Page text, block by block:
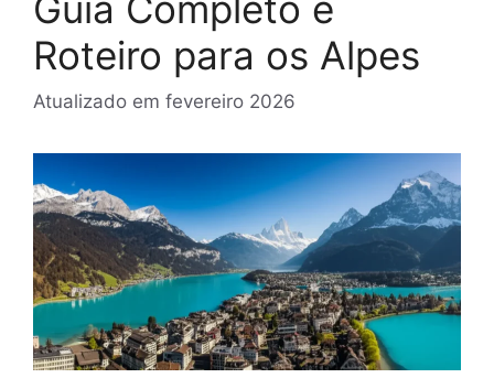
Roteiro para os Alpes
Atualizado em fevereiro 2026